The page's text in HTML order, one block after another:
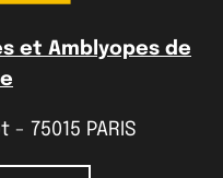
et Amblyopes de
75015 PARIS